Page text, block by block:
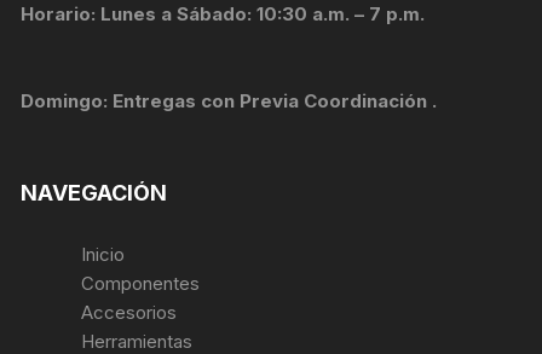
Horario: Lunes a Sábado: 10:30 a.m. – 7 p.m.
Domingo: Entregas con Previa Coordinación .
NAVEGACIÓN
Inicio
Componentes
Accesorios
Herramientas